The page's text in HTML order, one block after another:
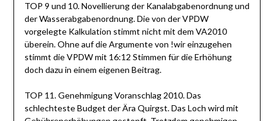
TOP 9 und 10. Novellierung der Kanalabgabenordnung und
der Wasserabgabenordnung. Die von der VPDW
vorgelegte Kalkulation stimmt nicht mit dem VA2010
überein. Ohne auf die Argumente von !wir einzugehen
stimmt die VPDW mit 16:12 Stimmen für die Erhöhung
doch dazu in einem eigenen Beitrag.
TOP 11. Genehmigung Voranschlag 2010. Das
schlechteste Budget der Ära Quirgst. Das Loch wird mit